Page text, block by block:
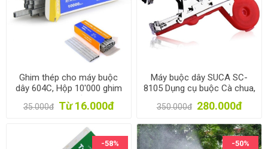
Ghim thép cho máy buộc
dây 604C, Hộp 10'000 ghim
cho Dụng cụ buộc dây leo
Tape tool
35.000đ Từ 16.000đ
Máy buộc dây SUCA SC-
8105 Dụng cụ buộc Cà chua,
Nho, Dưa leo, Dây leo Tape
tool, Buộc cây leo giàn
350.000đ 280.000đ
-58% -50%